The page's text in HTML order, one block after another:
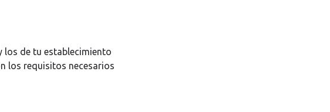
los de tu establecimiento
los requisitos necesarios